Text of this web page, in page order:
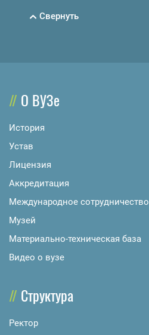
Свернуть
О ВУЗе
История
Устав
Лицензия
Аккредитация
Международное сотрудничество
Музей
Материально-техническая база
Видео о вузе
Структура
Ректор